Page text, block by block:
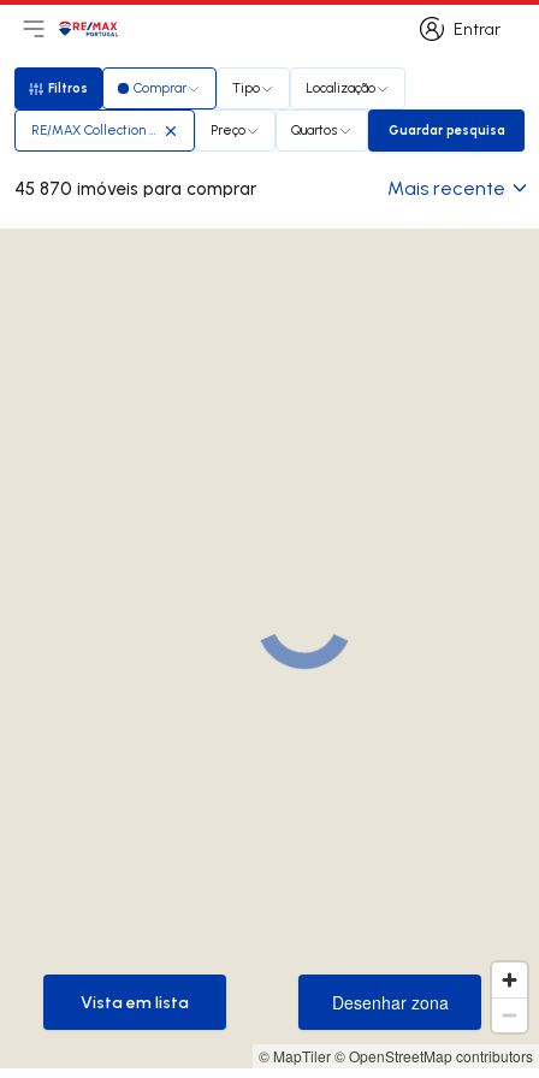
Entrar
Entrar
Abri menu principal
LogoIr para página inicial
Filtros
Filtros Comprar Tipo Localização
RE/MAX Collection Prestige Preço Quartos Guardar
Guardar pesquisa
45 870 imóveis para comprar Mais recente
© MapTiler© OpenStreetMap contributors
Desenhar zona
Desenhar zona
Vista em lista
Vista em lista